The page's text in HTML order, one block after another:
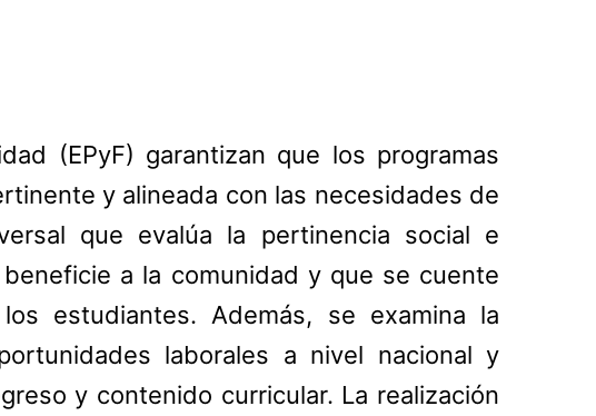
(EPyF) garantizan que los programas
y alineada con las necesidades de
que evalúa la pertinencia social e
a la comunidad y que se cuente
estudiantes. Además, se examina la
laborales a nivel nacional y
y contenido curricular. La realización